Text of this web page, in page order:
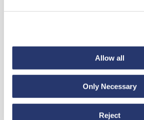
Allow all
Only Necessary
Reject
6 iulie 2026 Știri
98 de tone de oțel din Italia în India